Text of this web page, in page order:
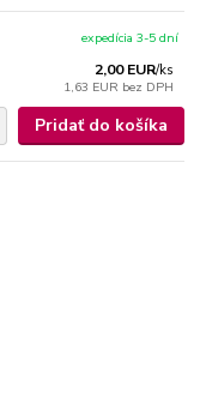
2,00 EUR/ks
1,63 EUR bez DPH
expedícia 3-5 dní
Pridať do košíka